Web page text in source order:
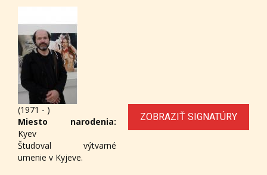
ZOBRAZIŤ SIGNATÚRY
(1971 - )
Miesto narodenia:
Kyev
Študoval výtvarné
umenie v Kyjeve.